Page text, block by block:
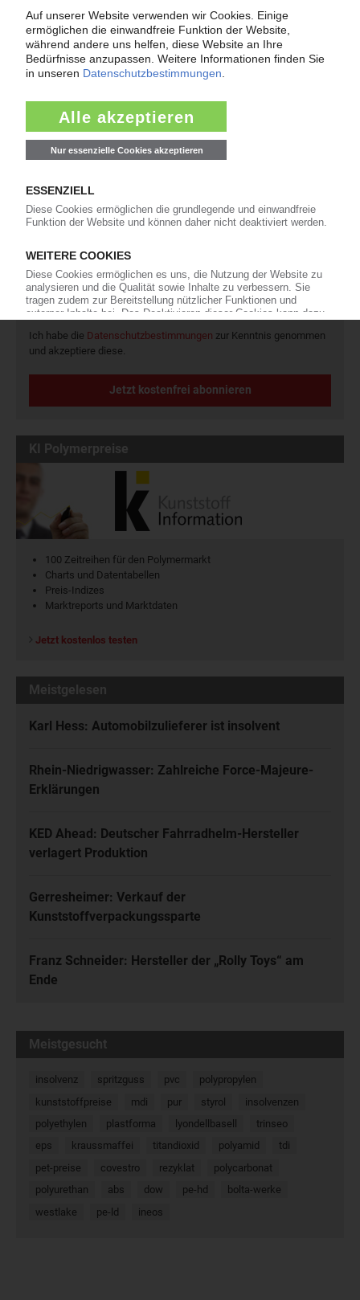
16
In eigener Sache
Newsletter
Kunststoffbranche – jeden Tag brandaktuell!
Ich habe die Datenschutzbestimmungen zur Kenntnis genommen
und akzeptiere diese.
Jetzt kostenfrei abonnieren
KI Polymerpreise
100 Zeitreihen für den Polymermarkt
Charts und Datentabellen
Preis-Indizes
Marktreports und Marktdaten
Jetzt kostenlos testen
Meistgelesen
Karl Hess: Automobilzulieferer ist insolvent
Rhein-Niedrigwasser: Zahlreiche Force-Majeure-
Erklärungen
KED Ahead: Deutscher Fahrradhelm-Hersteller
verlagert Produktion
Gerresheimer: Verkauf der
Kunststoffverpackungssparte
Franz Schneider: Hersteller der „Rolly Toys“ am
Ende
Meistgesucht
insolvenz spritzguss pvc
polypropylen
kunststoffpreise
mdi pur styrol
insolvenzen
polyethylen
plastforma lyondellbasell
trinseo
eps
kraussmaffei titandioxid polyamid
tdi
pet-preise
covestro rezyklat
polycarbonat
polyurethan
abs dow pe-hd
bolta-werke
westlake
pe-ld ineos